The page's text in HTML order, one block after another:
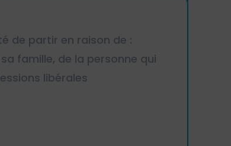
de partir en raison de :
famille, de la personne qui
libérales